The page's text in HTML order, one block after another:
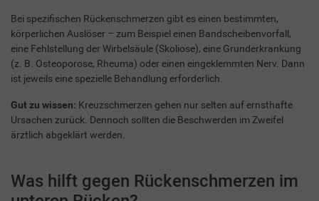
Bei spezifischen Rückenschmerzen gibt es einen bestimmten,
körperlichen Auslöser – zum Beispiel einen Bandscheibenvorfall,
eine Fehlstellung der Wirbelsäule (Skoliose), eine Grunderkrankung
(z. B. Osteoporose, Rheuma) oder einen eingeklemmten Nerv. Dann
ist jeweils eine spezielle Behandlung erforderlich.
Gut zu wissen: Kreuzschmerzen gehen nur selten auf ernsthafte
Ursachen zurück. Dennoch sollten die Beschwerden im Zweifel
ärztlich abgeklärt werden.
Was hilft gegen Rückenschmerzen im